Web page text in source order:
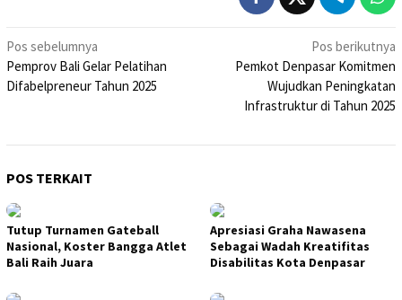
Navigasi
pos
Pos sebelumnya
Pemprov Bali Gelar Pelatihan
Difabelpreneur Tahun 2025
Pos berikutnya
Pemkot Denpasar Komitmen
Wujudkan Peningkatan
Infrastruktur di Tahun 2025
POS TERKAIT
Tutup Turnamen Gateball
Nasional, Koster Bangga Atlet
Bali Raih Juara
Apresiasi Graha Nawasena
Sebagai Wadah Kreatifitas
Disabilitas Kota Denpasar